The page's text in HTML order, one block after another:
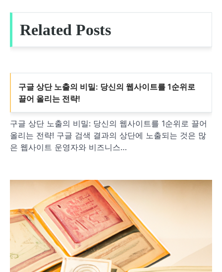
색
Related Posts
구글 상단 노출의 비밀: 당신의 웹사이트를 1순위로
끌어 올리는 전략!
구글 상단 노출의 비밀: 당신의 웹사이트를 1순위로 끌어
올리는 전략! 구글 검색 결과의 상단에 노출되는 것은 많
은 웹사이트 운영자와 비즈니스…